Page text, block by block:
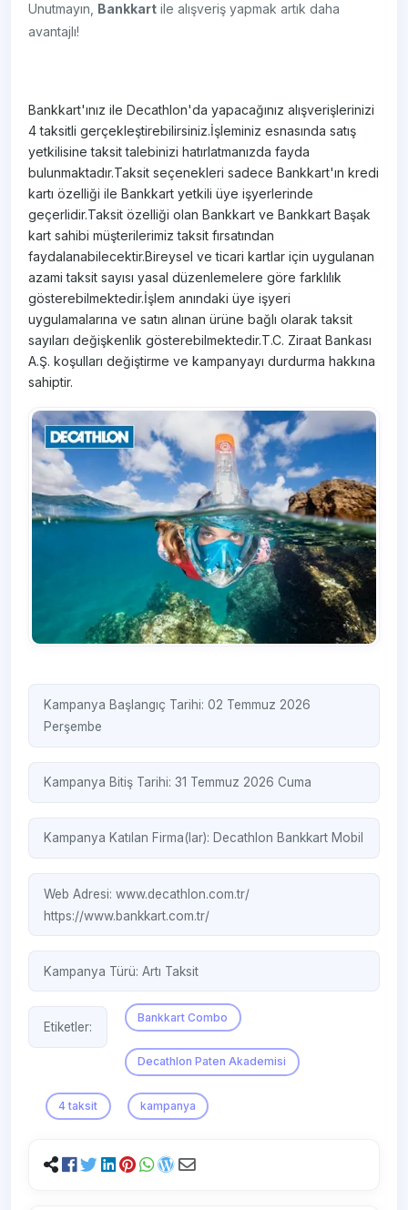
Unutmayın, Bankkart ile alışveriş yapmak artık daha
avantajlı!
Bankkart'ınız ile Decathlon'da yapacağınız alışverişlerinizi
4 taksitli gerçekleştirebilirsiniz.İşleminiz esnasında satış
yetkilisine taksit talebinizi hatırlatmanızda fayda
bulunmaktadır.Taksit seçenekleri sadece Bankkart'ın kredi
kartı özelliği ile Bankkart yetkili üye işyerlerinde
geçerlidir.Taksit özelliği olan Bankkart ve Bankkart Başak
kart sahibi müşterilerimiz taksit fırsatından
faydalanabilecektir.Bireysel ve ticari kartlar için uygulanan
azami taksit sayısı yasal düzenlemelere göre farklılık
gösterebilmektedir.İşlem anındaki üye işyeri
uygulamalarına ve satın alınan ürüne bağlı olarak taksit
sayıları değişkenlik gösterebilmektedir.T.C. Ziraat Bankası
A.Ş. koşulları değiştirme ve kampanyayı durdurma hakkına
sahiptir.
Kampanya Başlangıç Tarihi: 02 Temmuz 2026
Perşembe
Kampanya Bitiş Tarihi: 31 Temmuz 2026 Cuma
Kampanya Katılan Firma(lar): Decathlon Bankkart Mobil
Web Adresi:www.decathlon.com.tr/
https://www.bankkart.com.tr/
Kampanya Türü:Artı Taksit
Etiketler:
Bankkart Combo
Decathlon Paten Akademisi
4 taksit kampanya